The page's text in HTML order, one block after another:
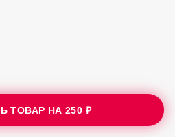
ТОВАР НА250 ₽